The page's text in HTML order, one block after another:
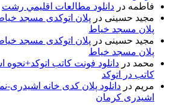
فاطمه در دانلود مطالعات اقليمي رشت
مجید حسینی در پلان اتوکدی مسجد
پلان مسجد خیاط
مجید حسینی در پلان اتوکدی مسجد
پلان مسجد خیاط
محمد در دانلود فونت کاتب اتوکد+نحوه
کاتب در اتوکد
مریم در دانلود پلان کدی خانه اشیدری-
اشیدری کرمان